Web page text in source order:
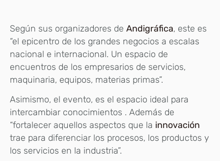
Según sus organizadores de Andigráfica, este es
“el epicentro de los grandes negocios a escalas
nacional e internacional. Un espacio de
encuentros de los empresarios de servicios,
maquinaria, equipos, materias primas”.
Asimismo, el evento, es el espacio ideal para
intercambiar conocimientos . Además de
“fortalecer aquellos aspectos que la innovación
trae para diferenciar los procesos, los productos y
los servicios en la industria”.